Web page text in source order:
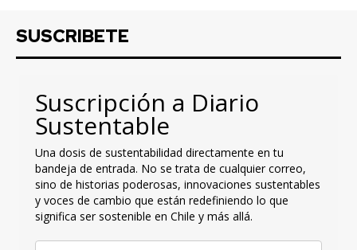
SUSCRIBETE
Suscripción a Diario
Sustentable
Una dosis de sustentabilidad directamente en tu
bandeja de entrada. No se trata de cualquier correo,
sino de historias poderosas, innovaciones sustentables
y voces de cambio que están redefiniendo lo que
significa ser sostenible en Chile y más allá.